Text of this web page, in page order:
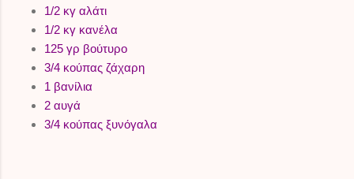
1/2 κγ αλάτι
1/2 κγ κανέλα
125 γρ βούτυρο
3/4 κούπας ζάχαρη
1 βανίλια
2 αυγά
3/4 κούπας ξυνόγαλα